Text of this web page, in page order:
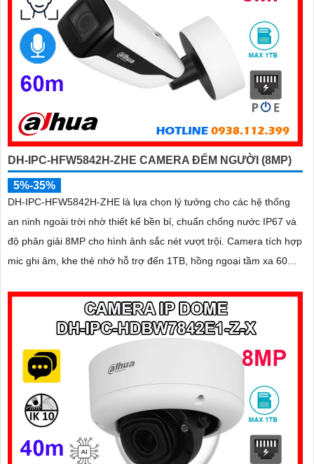
DH-IPC-HFW5842H-ZHE CAMERA ĐẾM NGƯỜI (8MP)
5%-35%
DH-IPC-HFW5842H-ZHE là lựa chọn lý tưởng cho các hệ thống
an ninh ngoài trời nhờ thiết kế bền bỉ, chuẩn chống nước IP67 và
độ phân giải 8MP cho hình ảnh sắc nét vượt trội. Camera tích hợp
mic ghi âm, khe thẻ nhớ hỗ trợ đến 1TB, hồng ngoại tầm xa 60m